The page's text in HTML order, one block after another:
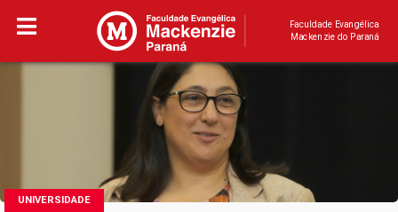
Faculdade Evangélica
Mackenzie do Paraná
UNIVERSIDADE